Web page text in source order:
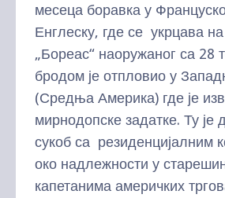
месеца боравка у
Енглеску, где се укрцава
„Бореас“ наоружаног са 28
бродом је отпловио у
(Средња Америка) где је
мирнодопске задатке. Ту је
сукоб са резиденцијалним
око надлежности у
капетанима америчких